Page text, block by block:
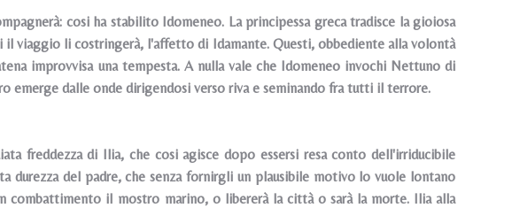
cosi ha stabilito Idomeneo. La principessa greca tradisce la gioiosa
il viaggio li costringerà, l'affetto di Idamante. Questi, obbediente alla volontà
improvvisa una tempesta. A nulla vale che Idomeneo invochi Nettuno di
dalle onde dirigendosi verso riva e seminando fra tutti il terrore.
freddezza di Ilia, che cosi agisce dopo essersi resa conto dell'irriducibile
del padre, che senza fornirgli un plausibile motivo lo vuole lontano
combattimento iI mostro marino, o libererà la città o sarà la morte. Ilia alla